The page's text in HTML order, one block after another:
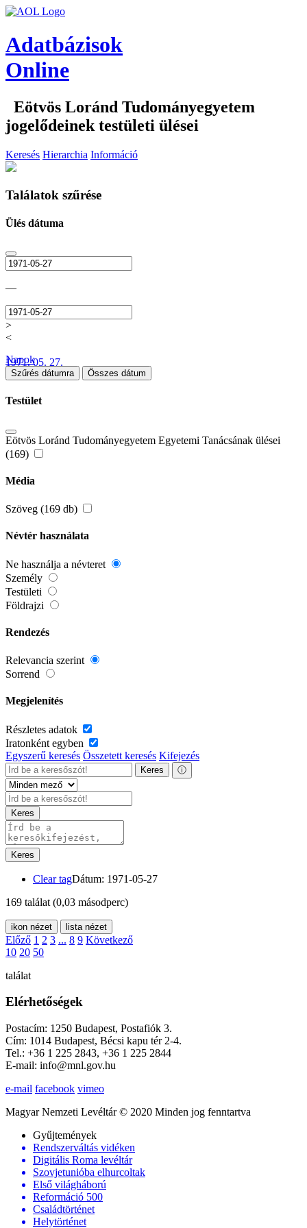
Adatbázisok
Online
Eötvös Loránd Tudományegyetem
jogelődeinek testületi ülései
Keresés Hierarchia Információ
Találatok szűrése
Ülés dátuma
—
>
<
1971. 05. 27.
Napok
Szűrés dátumra Összes dátum
Testület
Eötvös Loránd Tudományegyetem Egyetemi Tanácsának ülései
(169)
Média
Szöveg (169 db)
Névtér használata
Ne használja a névteret
Személy
Testületi
Földrajzi
Rendezés
Relevancia szerint
Sorrend
Megjelenítés
Részletes adatok
Iratonként egyben
Egyszerű keresés Összetett keresés Kifejezés
Keres ⓘ
Keres
Keres
Clear tagDátum: 1971-05-27
169 találat (0,03 másodperc)
ikon nézet lista nézet
Előző 1 2 3 ... 8 9 Következő
10 20 50
találat
Elérhetőségek
Postacím: 1250 Budapest, Postafiók 3.
Cím: 1014 Budapest, Bécsi kapu tér 2-4.
Tel.: +36 1 225 2843, +36 1 225 2844
E-mail: info@mnl.gov.hu
e-mail facebook vimeo
Magyar Nemzeti Levéltár © 2020 Minden jog fenntartva
Gyűjtemények
Rendszerváltás vidéken
Digitális Roma levéltár
Szovjetunióba elhurcoltak
Első világháború
Reformáció 500
Családtörténet
Helytörténet